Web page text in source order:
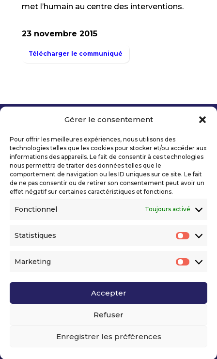
Gérer le consentement
Pour offrir les meilleures expériences, nous utilisons des
technologies telles que les cookies pour stocker et/ou accéder aux
informations des appareils. Le fait de consentir à ces technologies
nous permettra de traiter des données telles que le
comportement de navigation ou les ID uniques sur ce site. Le fait
de ne pas consentir ou de retirer son consentement peut avoir un
effet négatif sur certaines caractéristiques et fonctions.
Fonctionnel Toujours activé
Statistiques
Marketing
Accepter
Refuser
Enregistrer les préférences
met l’humain au centre des interventions.
23 novembre 2015
Télécharger le communiqué
Mentions légales
Politique de confidentialité
Déclaration d’accessibilité numérique
Ils nous soutiennent
Voir l’ensemble de nos partenaires